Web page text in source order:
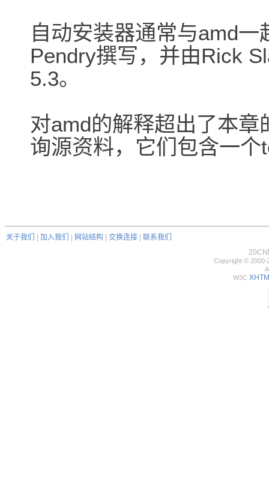
自动安装器通常与amd
Pendry撰写，并由Rick
5.3。
对amd的解释超出了本
询源资料，它们包含一
关于我们 加入我们 网站结构 交换连接
联系我们
20CN
Copyright © 2000-
W3C